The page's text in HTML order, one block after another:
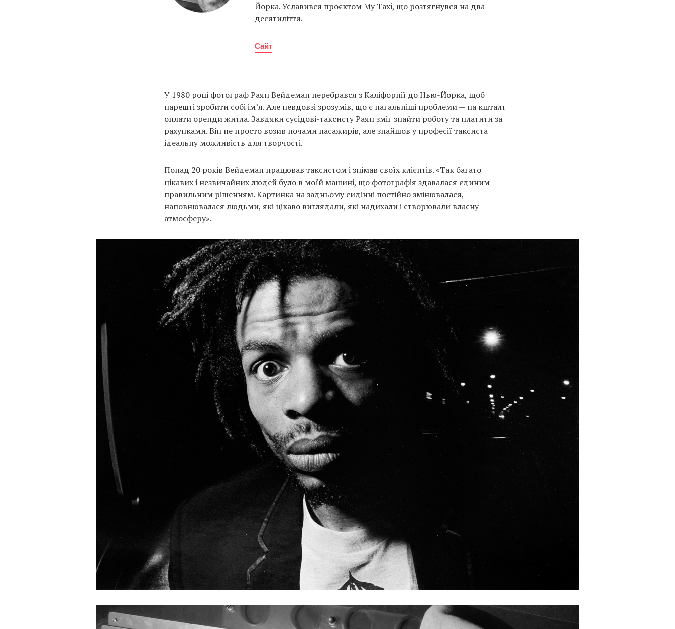
Йорка. Уславився проєктом My Taxi, що розтягнувся на два
десятиліття.
Сайт
У 1980 році фотограф Раян Вейдеман перебрався з Каліфорнії до Нью-Йорка, щоб
нарешті зробити собі ім’я. Але невдовзі зрозумів, що є нагальніші проблеми — на кшталт
оплати оренди житла. Завдяки сусідові-таксисту Раян зміг знайти роботу та платити за
рахунками. Він не просто возив ночами пасажирів, але знайшов у професії таксиста
ідеальну можливість для творчості.
Понад 20 років Вейдеман працював таксистом і знімав своїх клієнтів. «Так багато
цікавих і незвичайних людей було в моїй машині, що фотографія здавалася єдиним
правильним рішенням. Картинка на задньому сидінні постійно змінювалася,
наповнювалася людьми, які цікаво виглядали, які надихали і створювали власну
атмосферу».